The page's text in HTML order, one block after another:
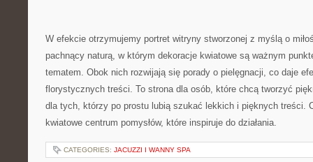
W efekcie otrzymujemy portret witryny stworzonej z myślą o
pachnący naturą, w którym dekoracje kwiatowe są ważnym
tematem. Obok nich rozwijają się porady o pielęgnacji, co daje
florystycznych treści. To strona dla osób, które chcą tworzyć
dla tych, którzy po prostu lubią szukać lekkich i pięknych treści.
kwiatowe centrum pomysłów, które inspiruje do działania.
CATEGORIES: JACUZZI I WANNY SPA